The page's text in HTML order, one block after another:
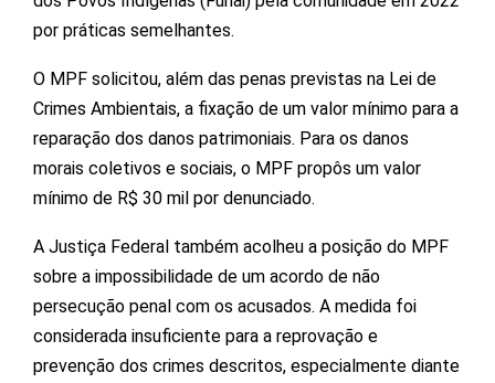
por práticas semelhantes.
O MPF solicitou, além das penas previstas na Lei de
Crimes Ambientais, a fixação de um valor mínimo para a
reparação dos danos patrimoniais. Para os danos
morais coletivos e sociais, o MPF propôs um valor
mínimo de R$ 30 mil por denunciado.
A Justiça Federal também acolheu a posição do MPF
sobre a impossibilidade de um acordo de não
persecução penal com os acusados. A medida foi
considerada insuficiente para a reprovação e
prevenção dos crimes descritos, especialmente diante